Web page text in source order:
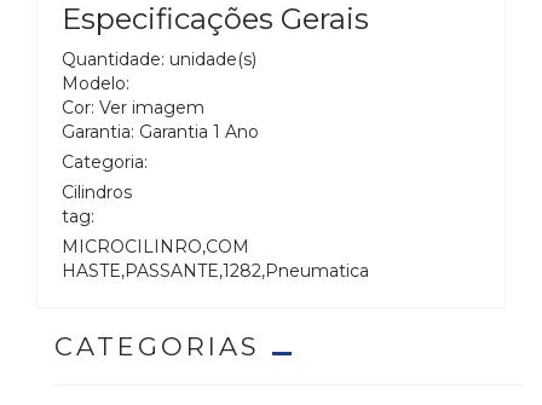
Especificações Gerais
Quantidade: unidade(s)
Modelo:
Cor: Ver imagem
Garantia: Garantia 1 Ano
Categoria:
Cilindros
tag:
MICROCILINRO,COM
HASTE,PASSANTE,1282,Pneumatica
CATEGORIAS